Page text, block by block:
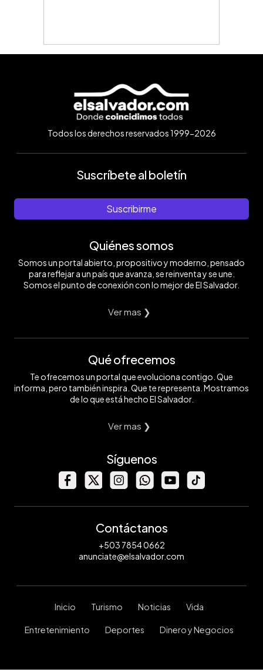
Todos los derechos reservados 1999-2026
Suscríbete al boletín
Suscribirme
Quiénes somos
Somos un portal abierto, propositivo y moderno, pensado
para reflejar a un país que avanza, se reinventa y se une.
Somos el punto de conexión con lo mejor de El Salvador.
Ver mas ❯
Qué ofrecemos
Te ofrecemos un portal que evoluciona contigo. Que
informa, pero también inspira. Que te representa. Mostramos
de lo que está hecho El Salvador.
Ver mas ❯
Síguenos
Contáctanos
+503 7854 0662
anunciate@elsalvador.com
Inicio Turismo Noticias Vida
Entretenimiento Deportes Dinero y Negocios